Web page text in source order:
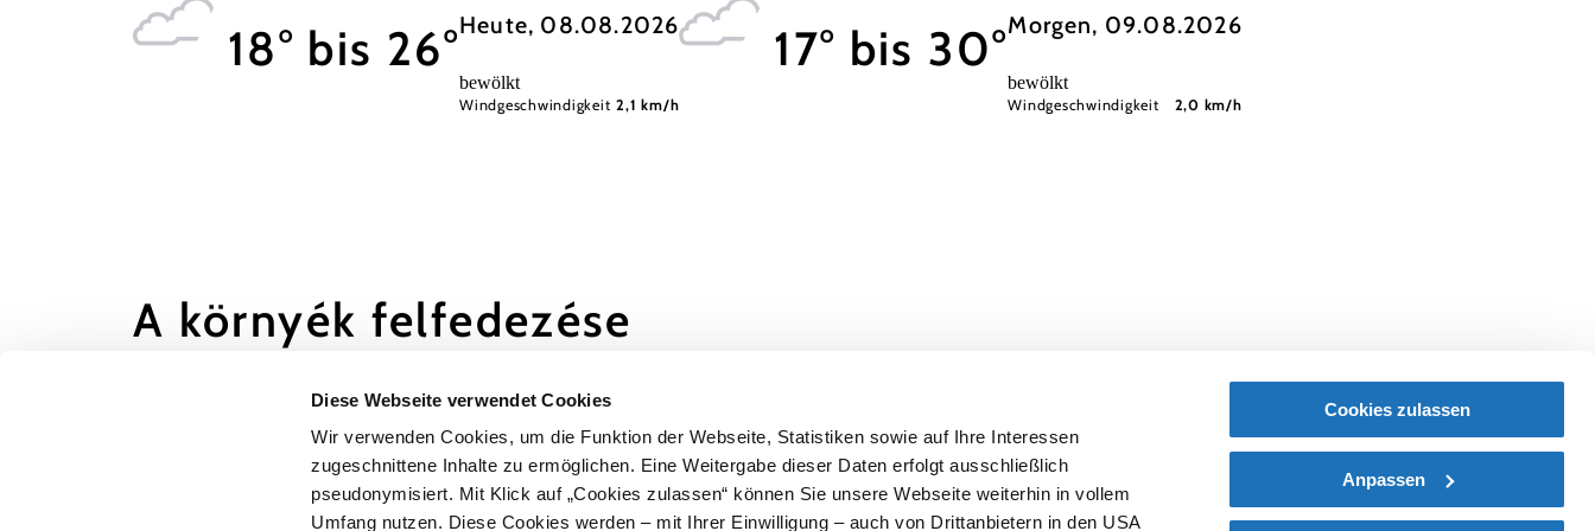
Diese Webseite verwendet Cookies
Wir verwenden Cookies, um die Funktion der Webseite, Statistiken sowie auf Ihre Interessen
zugeschnittene Inhalte zu ermöglichen. Eine Weitergabe dieser Daten erfolgt ausschließlich
pseudonymisiert. Mit Klick auf „Cookies zulassen“ können Sie unsere Webseite weiterhin in vollem
Umfang nutzen. Diese Cookies werden – mit Ihrer Einwilligung – auch von Drittanbietern in den USA
Cookies zulassen
Anpassen
18° bis 26°Heute, 08.08.2026
bewölkt
Windgeschwindigkeit 2,1 km/h
17° bis 30°Morgen, 09.08.2026
bewölkt
Windgeschwindigkeit 2,0 km/h
A környék felfedezése